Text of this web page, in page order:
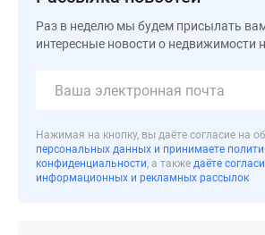
Москве
Новостройки
бизнес-
класса
Рассрочка
Раз в неделю мы будем присылать
интересные новости о недвижимости
Нажимая на кнопку, вы даёте согласие на
персональных данных и принимаете
конфиденциальности, а также даёте
информационных и рекламных рассылок